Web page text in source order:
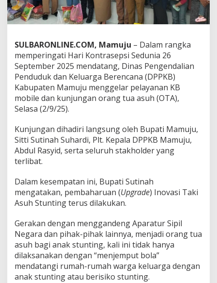
e
p
s
S
e
d
u
n
a
,
P
K
B
M
u
j
u
B
k
a
L
a
y
a
n
SULBARONLINE.COM, Mamuju – Dalam rangka
memperingati Hari Kontrasepsi Sedunia 26
September 2025 mendatang, Dinas Pengendalian
Penduduk dan Keluarga Berencana (DPPKB)
Kabupaten Mamuju menggelar pelayanan KB
mobile dan kunjungan orang tua asuh (OTA),
Selasa (2/9/25).
Kunjungan dihadiri langsung oleh Bupati Mamuju,
Sitti Sutinah Suhardi, Plt. Kepala DPPKB Mamuju,
Abdul Rasyid, serta seluruh stakholder yang
terlibat.
Dalam kesempatan ini, Bupati Sutinah
mengatakan, pembaharuan (Upgrade) Inovasi Taki
Asuh Stunting terus dilakukan.
Gerakan dengan menggandeng Aparatur Sipil
Negara dan pihak-pihak lainnya, menjadi orang tua
asuh bagi anak stunting, kali ini tidak hanya
dilaksanakan dengan “menjemput bola”
mendatangi rumah-rumah warga keluarga dengan
anak stunting atau berisiko stunting.